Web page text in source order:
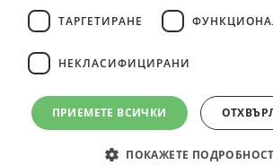
Всички услуги на JobTiger
© 2000-2026 JobTiger. Всички права
ТАРГЕТИРАНЕ
НЕКЛАСИФИЦИРАНИ
ПРИЕМЕТЕ ВСИЧКИ
ПОКАЖЕТЕ